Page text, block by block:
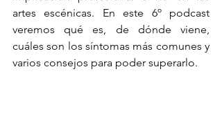
artes escénicas. En este 6º podcast
veremos qué es, de dónde viene,
cuáles son los síntomas más comunes y
varios consejos para poder superarlo.